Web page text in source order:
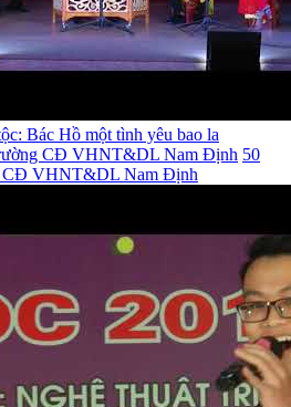
Bác Hồ một tình yêu bao la
50
CĐ VHNT&DL Nam Định